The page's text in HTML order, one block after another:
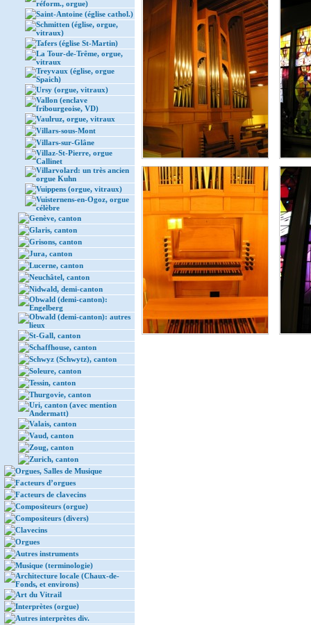
réform., orgue)
Saint-Antoine (église cathol.)
Schmitten (église, orgue,
vitraux)
Tafers (église St-Martin)
La Tour-de-Trême, orgue,
vitraux
Treyvaux (église, orgue
Spaich)
Ursy (orgue, vitraux)
Vallon (enclave
fribourgeoise, VD)
Vaulruz, orgue, vitraux
Villars-sous-Mont
Villars-sur-Glâne
Villaz-St-Pierre, orgue
Callinet
Villarvolard: un très ancien
orgue Kuhn
Vuippens (orgue, vitraux)
Vuisternens-en-Ogoz, orgue
célèbre
Genève, canton
Glaris, canton
Grisons, canton
Jura, canton
Lucerne, canton
Neuchâtel, canton
Nidwald, demi-canton
Obwald (demi-canton):
Engelberg
Obwald (demi-canton): autres
lieux
St-Gall, canton
Schaffhouse, canton
Schwyz (Schwytz), canton
Soleure, canton
Tessin, canton
Thurgovie, canton
Uri, canton (avec mention
Andermatt)
Valais, canton
Vaud, canton
Zoug, canton
Zurich, canton
Orgues, Salles de Musique
Facteurs d’orgues
Facteurs de clavecins
Compositeurs (orgue)
Compositeurs (divers)
Clavecins
Orgues
Autres instruments
Musique (terminologie)
Architecture locale (Chaux-de-
Fonds, et environs)
Art du Vitrail
Interprètes (orgue)
Autres interprètes div.